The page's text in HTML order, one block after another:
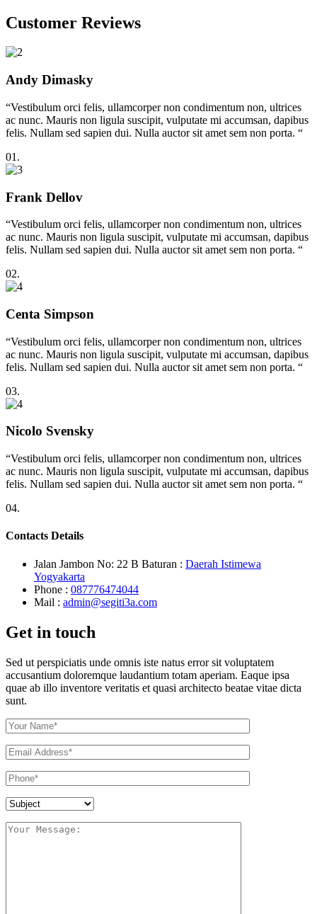
Customer Reviews
Andy Dimasky
“Vestibulum orci felis, ullamcorper non condimentum non, ultrices
ac nunc. Mauris non ligula suscipit, vulputate mi accumsan, dapibus
felis. Nullam sed sapien dui. Nulla auctor sit amet sem non porta. “
01.
Frank Dellov
“Vestibulum orci felis, ullamcorper non condimentum non, ultrices
ac nunc. Mauris non ligula suscipit, vulputate mi accumsan, dapibus
felis. Nullam sed sapien dui. Nulla auctor sit amet sem non porta. “
02.
Centa Simpson
“Vestibulum orci felis, ullamcorper non condimentum non, ultrices
ac nunc. Mauris non ligula suscipit, vulputate mi accumsan, dapibus
felis. Nullam sed sapien dui. Nulla auctor sit amet sem non porta. “
03.
Nicolo Svensky
“Vestibulum orci felis, ullamcorper non condimentum non, ultrices
ac nunc. Mauris non ligula suscipit, vulputate mi accumsan, dapibus
felis. Nullam sed sapien dui. Nulla auctor sit amet sem non porta. “
04.
Contacts Details
Jalan Jambon No: 22 B Baturan : Daerah Istimewa
Yogyakarta
Phone : 087776474044
Mail : admin@segiti3a.com
Get in touch
Sed ut perspiciatis unde omnis iste natus error sit voluptatem
accusantium doloremque laudantium totam aperiam. Eaque ipsa
quae ab illo inventore veritatis et quasi architecto beatae vitae dicta
sunt.